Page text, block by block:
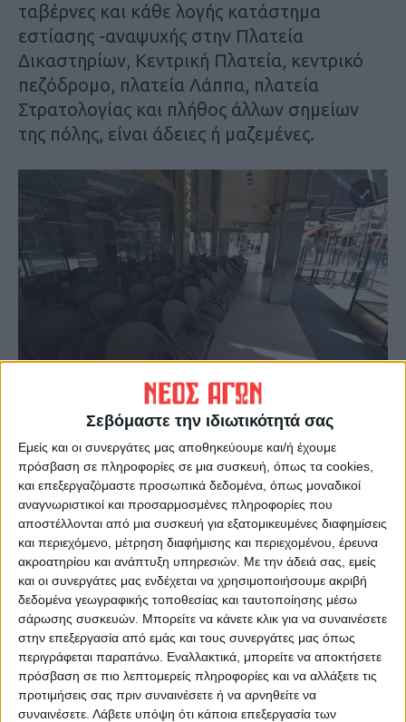
Σεβόμαστε την ιδιωτικότητά σας
Εμείς και οι συνεργάτες μας αποθηκεύουμε και/ή έχουμε
πρόσβαση σε πληροφορίες σε μια συσκευή, όπως τα cookies,
και επεξεργαζόμαστε προσωπικά δεδομένα, όπως μοναδικοί
αναγνωριστικοί και προσαρμοσμένες πληροφορίες που
αποστέλλονται από μια συσκευή για εξατομικευμένες διαφημίσεις
και περιεχόμενο, μέτρηση διαφήμισης και περιεχομένου, έρευνα
ακροατηρίου και ανάπτυξη υπηρεσιών. Με την άδειά σας, εμείς
και οι συνεργάτες μας ενδέχεται να χρησιμοποιήσουμε ακριβή
δεδομένα γεωγραφικής τοποθεσίας και ταυτοποίησης μέσω
σάρωσης συσκευών. Μπορείτε να κάνετε κλικ για να συναινέσετε
στην επεξεργασία από εμάς και τους συνεργάτες μας όπως
περιγράφεται παραπάνω. Εναλλακτικά, μπορείτε να αποκτήσετε
πρόσβαση σε πιο λεπτομερείς πληροφορίες και να αλλάξετε τις
προτιμήσεις σας πριν συναινέσετε ή να αρνηθείτε να
συναινέσετε. Λάβετε υπόψη ότι κάποια επεξεργασία των
ταβέρνες και κάθε λογής κατάστημα
εστίασης -αναψυχής στην Πλατεία
Δικαστηρίων, Κεντρική Πλατεία, κεντρικό
πεζόδρομο, πλατεία Λάππα, πλατεία
Στρατολογίας και πλήθος άλλων σημείων
της πόλης, είναι άδειες ή μαζεμένες.